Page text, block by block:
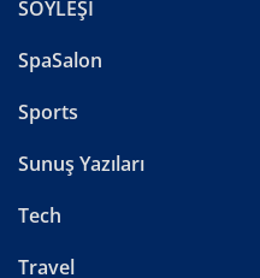
SÖYLEŞİ
SpaSalon
Sports
Sunuş Yazıları
Tech
Travel